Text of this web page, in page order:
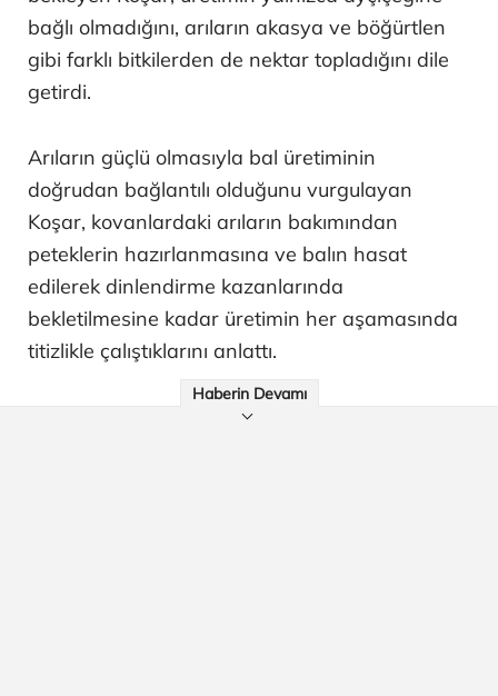
bağlı olmadığını, arıların akasya ve böğürtlen
gibi farklı bitkilerden de nektar topladığını dile
getirdi.
Arıların güçlü olmasıyla bal üretiminin
doğrudan bağlantılı olduğunu vurgulayan
Koşar, kovanlardaki arıların bakımından
peteklerin hazırlanmasına ve balın hasat
edilerek dinlendirme kazanlarında
bekletilmesine kadar üretimin her aşamasında
titizlikle çalıştıklarını anlattı.
Haberin Devamı